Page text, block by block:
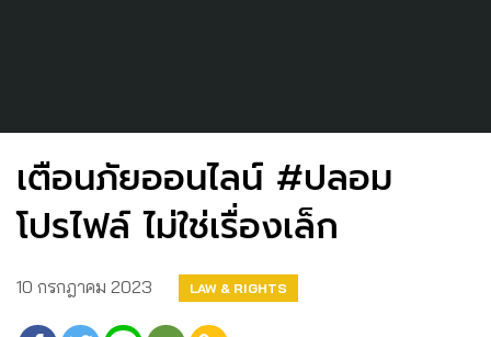
เตือนภัยออนไลน์ #ปลอม
โปรไฟล์ ไม่ใช่เรื่องเล็ก
10 กรกฎาคม 2023 LAW & RIGHTS